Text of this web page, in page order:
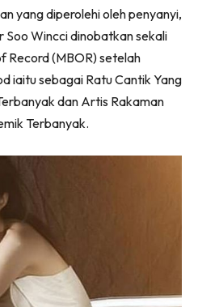
(Twitter)
yang diperolehi oleh penyanyi,
Wincci dinobatkan sekali
Record (MBOR) setelah
iaitu sebagai Ratu Cantik Yang
dan Artis Rakaman
Terbanyak.